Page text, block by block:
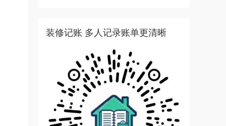
装修记账 多人记录账单更清晰